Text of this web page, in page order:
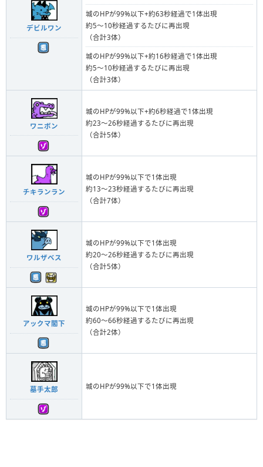
デビルワン
城のHPが99%以下+約63秒経過で1体出現
約5～10秒経過するたびに再出現
（合計3体）
城のHPが99%以下+約16秒経過で1体出現
約5～10秒経過するたびに再出現
（合計3体）
ワニボン
城のHPが99%以下+約6秒経過で1体出現
約23～26秒経過するたびに再出現
（合計5体）
チキランラン
城のHPが99%以下で1体出現
約13～23秒経過するたびに再出現
（合計7体）
ワルザベス
城のHPが99%以下で1体出現
約20～26秒経過するたびに再出現
（合計5体）
アックマ閣下
城のHPが99%以下で1体出現
約60～66秒経過するたびに再出現
（合計2体）
墓手太郎 城のHPが99%以下で1体出現